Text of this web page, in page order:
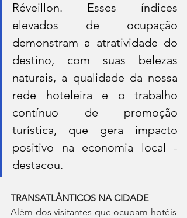
Réveillon. Esses índices
elevados de ocupação
demonstram a atratividade do
destino, com suas belezas
naturais, a qualidade da nossa
rede hoteleira e o trabalho
contínuo de promoção
turística, que gera impacto
positivo na economia local -
destacou.
TRANSATLÂNTICOS NA CIDADE
Além dos visitantes que ocupam hotéis